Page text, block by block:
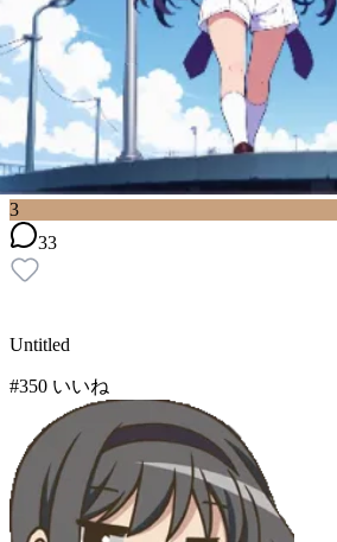
3
33
Untitled
#350 いいね